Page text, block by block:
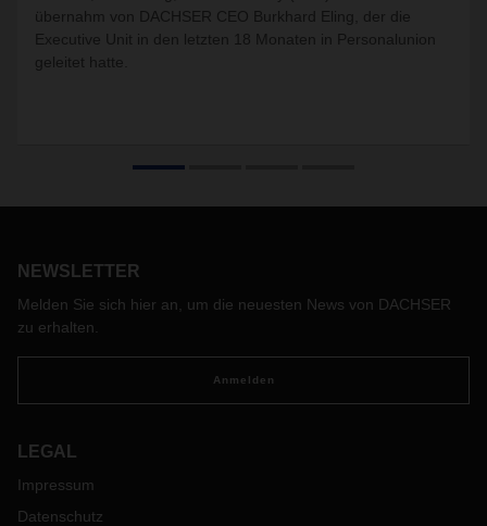
übernahm von DACHSER CEO Burkhard Eling, der die
Executive Unit in den letzten 18 Monaten in Personalunion
geleitet hatte.
NEWSLETTER
Melden Sie sich hier an, um die neuesten News von DACHSER
zu erhalten.
Anmelden
LEGAL
Impressum
Datenschutz